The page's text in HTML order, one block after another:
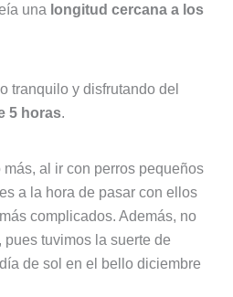
una longitud cercana a los
tranquilo y disfrutando del
5 horas.
al ir con perros pequeños
a la hora de pasar con ellos
complicados. Además, no
tuvimos la suerte de
de sol en el bello diciembre